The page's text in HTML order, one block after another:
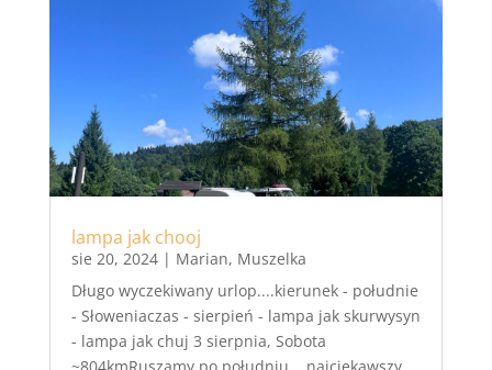
lampa jak chooj
sie 20, 2024| Marian, Muszelka
Długo wyczekiwany urlop....kierunek - południe
- Słoweniaczas - sierpień - lampa jak skurwysyn
- lampa jak chuj 3 sierpnia, Sobota